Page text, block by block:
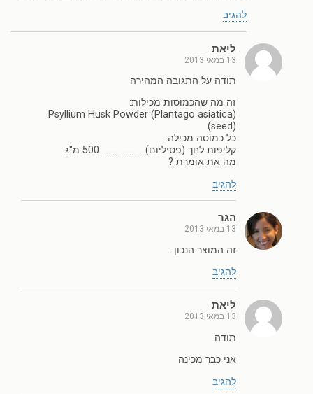
להגיב
ליאת
13 במאי 2013
תודה על התגובה המהירה
זה מה שהכמוסות מכילות:
Psyllium Husk Powder (Plantago asiatica)
(seed)
כל כמוסה מכילה:
קליפות לחך (פסיליום)………………….500 מ"ג
מה את אומרת ?
להגיב
הגר
13 במאי 2013
זה המוצר הנכון.
להגיב
ליאת
13 במאי 2013
תודה
אני כבר מכינה
להגיב